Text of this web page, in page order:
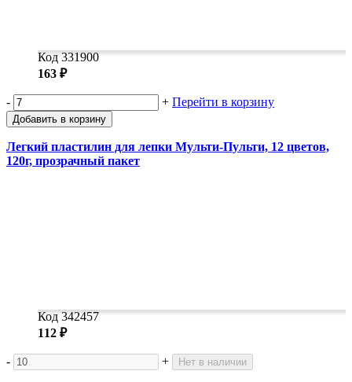
Код 331900
163 ₽
- + Перейти в корзину
Добавить в корзину
Легкий пластилин для лепки Мульти-Пульти, 12 цветов,
120г, прозрачный пакет
Код 342457
112 ₽
- + Нет в наличии